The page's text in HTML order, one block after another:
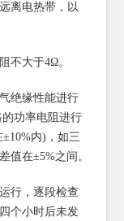
离电热带，以
不大于4Ω。
绝缘性能进行
功率电阻进行
内)，如三
值在±5%之间。
行，逐段检查
个小时后未发